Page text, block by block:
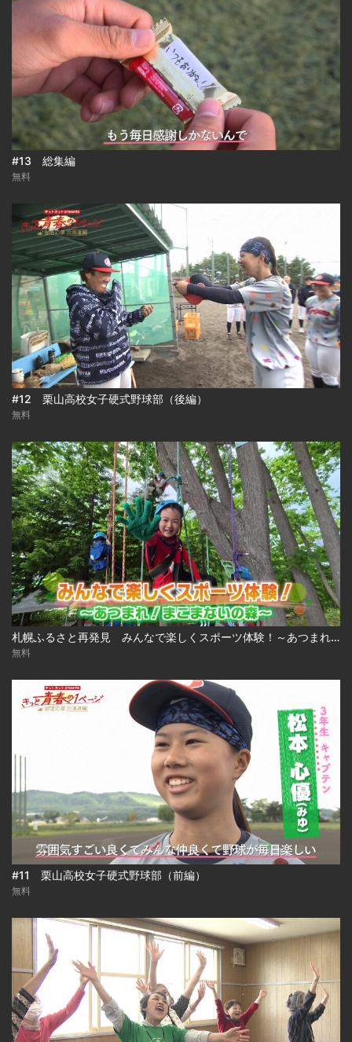
#13 総集編
無料
#12 栗山高校女子硬式野球部（後編）
無料
札幌ふるさと再発見 みんなで楽しくスポーツ体験！～あつまれ！まこまないの森～2026年6月20日放送
無料
#11 栗山高校女子硬式野球部（前編）
無料